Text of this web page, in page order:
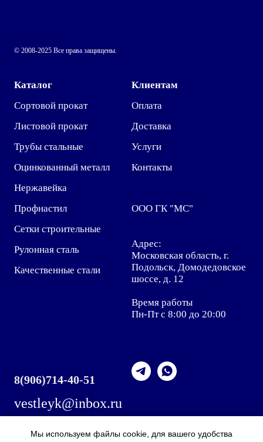
Мы используем файлы cookie, для вашего удобства
© 2008-2025 Все права защищены.
Каталог
Сортовой прокат
Листовой прокат
Трубы стальные
Оцинкованный металл
Нержавейка
Профнастил
Сетки строительные
Рулонная сталь
Качественные стали
Клиентам
Оплата
Доставка
Услуги
Контакты
ООО ГК "МС"
Адрес:
Московская область, г.
Подольск, Домодедовское
шоссе, д. 12
Время работы
Пн-Пт с 8:00 до 20:00
8(906)714-40-51
vestleyk@inbox.ru